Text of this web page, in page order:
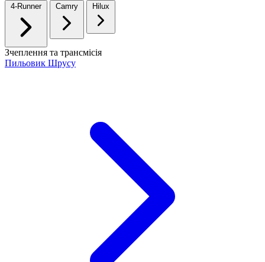
4-Runner
Зчеплення та трансмісія
Пильовик Шрусу